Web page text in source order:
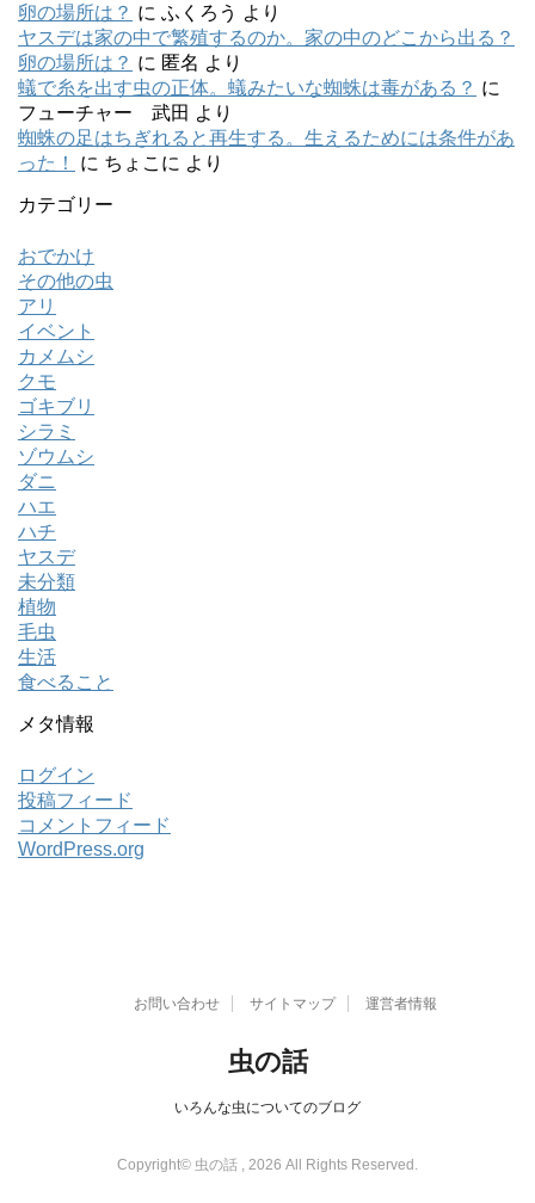
卵の場所は？ に ふくろう より
ヤスデは家の中で繁殖するのか。家の中のどこから出る？
卵の場所は？ に 匿名 より
蟻で糸を出す虫の正体。蟻みたいな蜘蛛は毒がある？ に
フューチャー 武田 より
蜘蛛の足はちぎれると再生する。生えるためには条件があ
った！
に ちょこに より
カテゴリー
おでかけ
その他の虫
アリ
イベント
カメムシ
クモ
ゴキブリ
シラミ
ゾウムシ
ダニ
ハエ
ハチ
ヤスデ
未分類
植物
毛虫
生活
食べること
メタ情報
ログイン
投稿フィード
コメントフィード
WordPress.org
お問い合わせ サイトマップ 運営者情報
虫の話
いろんな虫についてのブログ
Copyright© 虫の話 , 2026 All Rights Reserved.